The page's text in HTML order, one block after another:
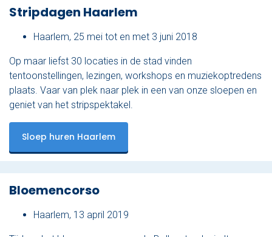
Stripdagen Haarlem
Haarlem, 25 mei tot en met 3 juni 2018
Op maar liefst 30 locaties in de stad vinden
tentoonstellingen, lezingen, workshops en muziekoptredens
plaats. Vaar van plek naar plek in een van onze sloepen en
geniet van het stripspektakel.
Sloep huren Haarlem
Bloemencorso
Haarlem, 13 april 2019